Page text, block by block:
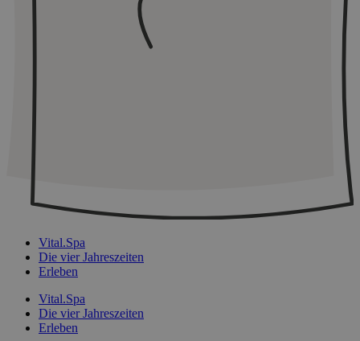
Vital.Spa
Die vier Jahreszeiten
Erleben
Vital.Spa
Die vier Jahreszeiten
Erleben